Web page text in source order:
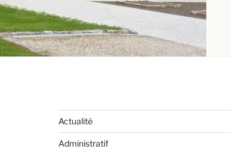
Actualité
Administratif